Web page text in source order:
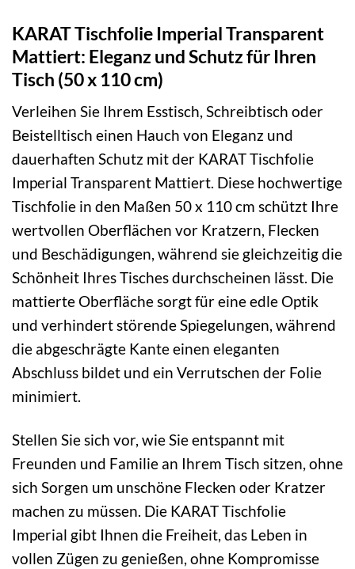
KARAT Tischfolie Imperial Transparent
Mattiert: Eleganz und Schutz für Ihren
Tisch (50 x 110 cm)
Verleihen Sie Ihrem Esstisch, Schreibtisch oder
Beistelltisch einen Hauch von Eleganz und
dauerhaften Schutz mit der KARAT Tischfolie
Imperial Transparent Mattiert. Diese hochwertige
Tischfolie in den Maßen 50 x 110 cm schützt Ihre
wertvollen Oberflächen vor Kratzern, Flecken
und Beschädigungen, während sie gleichzeitig die
Schönheit Ihres Tisches durchscheinen lässt. Die
mattierte Oberfläche sorgt für eine edle Optik
und verhindert störende Spiegelungen, während
die abgeschrägte Kante einen eleganten
Abschluss bildet und ein Verrutschen der Folie
minimiert.
Stellen Sie sich vor, wie Sie entspannt mit
Freunden und Familie an Ihrem Tisch sitzen, ohne
sich Sorgen um unschöne Flecken oder Kratzer
machen zu müssen. Die KARAT Tischfolie
Imperial gibt Ihnen die Freiheit, das Leben in
vollen Zügen zu genießen, ohne Kompromisse